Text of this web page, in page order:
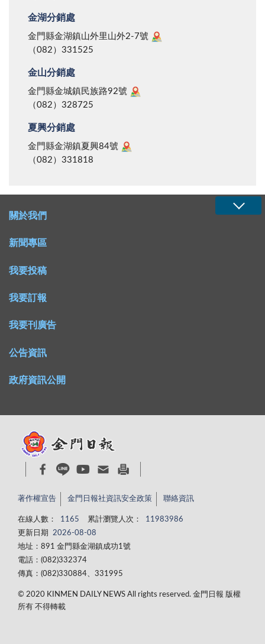
金湖分銷處
金門縣金湖鎮山外里山外2-7號
（082）331525
金山分銷處
金門縣金城鎮民族路92號
（082）328725
夏興分銷處
金門縣金湖鎮夏興84號
（082）331818
關於我們
新聞專區
我要投稿
我要訂報
我要刊廣告
公告資訊
政府資訊公開
著作權宣告 金門日報社資訊安全政策 聯絡資訊
在線人數： 1165 累計瀏覽人次：
11983986
更新日期
2026-08-08
地址：891 金門縣金湖鎮成功1號
電話：(082)332374
傳真：(082)330884、331995
© 2020 KINMEN DAILY NEWS All rights reserved. 金門日報 版權
所有 不得轉載